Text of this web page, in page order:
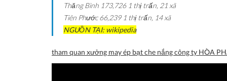
Thăng Bình 173,726 1 thị trấn, 21 xã
Tiên Phước 66,239 1 thị trấn, 14 xã
NGUỒN TẠI: wikipedia
tham quan xưởng may ép bạt che nắng công ty HÒA